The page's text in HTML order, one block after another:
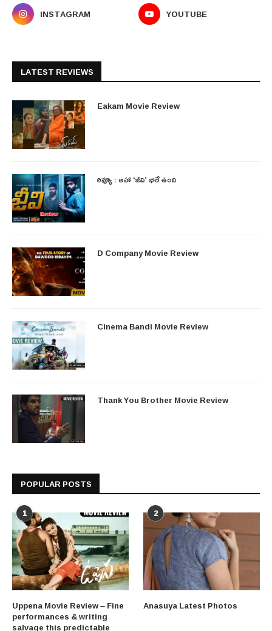
INSTAGRAM
YOUTUBE
LATEST REVIEWS
Eakam Movie Review
రివ్యూ : ఆహా ‘జీవి’ భలే ఉంది
D Company Movie Review
Cinema Bandi Movie Review
Thank You Brother Movie Review
POPULAR POSTS
1
Uppena Movie Review – Fine
performances & writing
salvage this predictable
2
Anasuya Latest Photos